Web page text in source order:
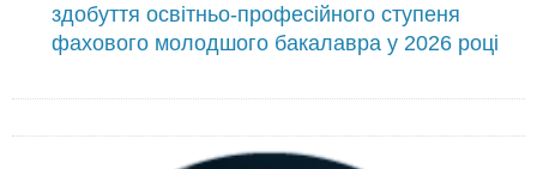
здобуття освітньо-професійного ступеня
фахового молодшого бакалавра у 2026 році